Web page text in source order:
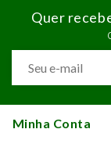
Quer
Minha Conta